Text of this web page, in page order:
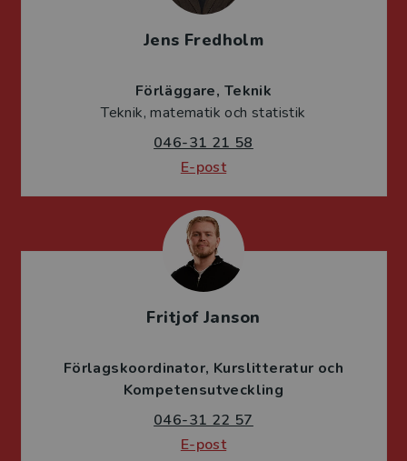
Jens Fredholm
Förläggare Teknik
Teknik, matematik och statistik
046-31 21 58
E-post
Fritjof Janson
Förlagskoordinator Kurslitteratur och
Kompetensutveckling
046-31 22 57
E-post